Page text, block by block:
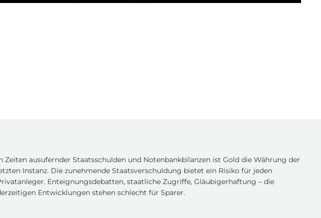
Zeiten ausufernder Staatsschulden und Notenbankbilanzen ist Gold die Währung der
Instanz. Die zunehmende Staatsverschuldung bietet ein Risiko für jeden
Enteignungsdebatten, staatliche Zugriffe, Gläubigerhaftung – die
Entwicklungen stehen schlecht für Sparer.